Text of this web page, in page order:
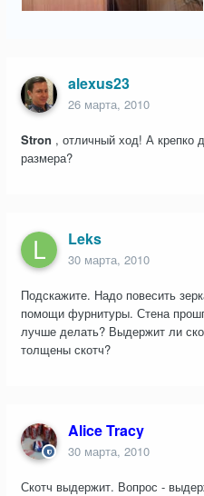
alexus23
26 марта, 2010
Stron , отличный ход! А крепко
размера?
Leks
30 марта, 2010
Подскажите. Надо повесить
помощи фурнитуры. Стена
лучше делать? Выдержит ли
толщены скотч?
Alice Tracy
30 марта, 2010
Скотч выдержит. Вопрос -